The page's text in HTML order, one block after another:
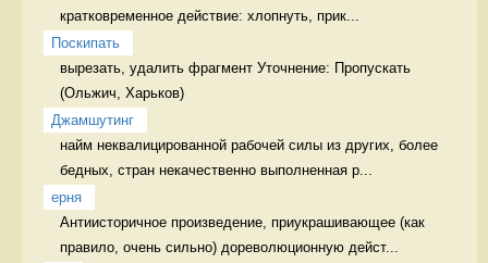
кратковременное действие: хлопнуть, прик...
Поскипать
вырезать, удалить фрагмент Уточнение: Пропускать
Джамшутинг
найм неквалицированной рабочей силы из других, более
бедных, стран некачественно выполненная р...
ерня
Антиисторичное произведение, приукрашивающее (как
правило, очень сильно) дореволюционную дейст...